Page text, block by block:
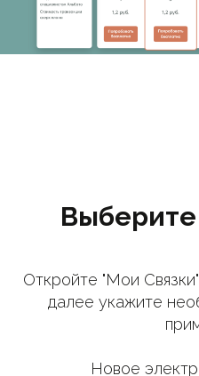
Откройте "Мои
далее укажите
Новое